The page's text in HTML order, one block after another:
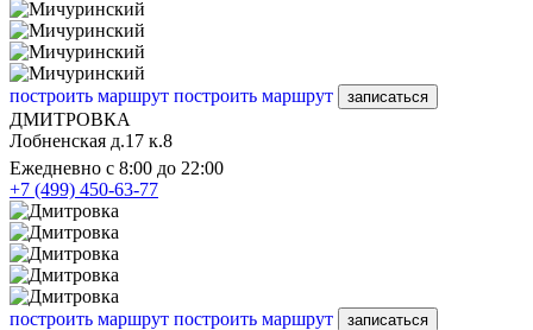
построить маршрут построить маршрут записаться
ДМИТРОВКА
Лобненская д.17 к.8
Ежедневно с 8:00 до 22:00
+7 (499) 450-63-77
построить маршрут построить маршрут записаться